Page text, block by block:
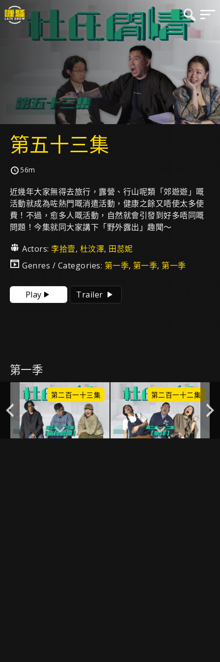
第五十三集
56m
近幾年大家無得去旅行，露營、行山呢類「郊遊遊」嘅
活動就成為咗熱門嘅消遣活動，健康之餘又唔使太多使
費！不過，愈多人嘅活動，自然就會引發到好多唔同嘅
問題！今集就同大家講下「野外露出」趣聞～
Actors:李拾壹, 杜汶澤, 田蕊妮
Genres / Categories: 第一季, 第一季, 第一季
Play Trailer
第一季
第二百一十三集 第二百一十二集